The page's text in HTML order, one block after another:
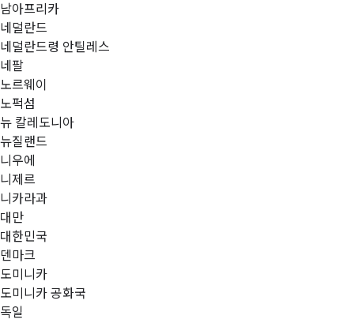
남아프리카
네덜란드
네덜란드령 안틸레스
네팔
노르웨이
노퍽섬
뉴 칼레도니아
뉴질랜드
니우에
니제르
니카라과
대만
대한민국
덴마크
도미니카
도미니카 공화국
독일